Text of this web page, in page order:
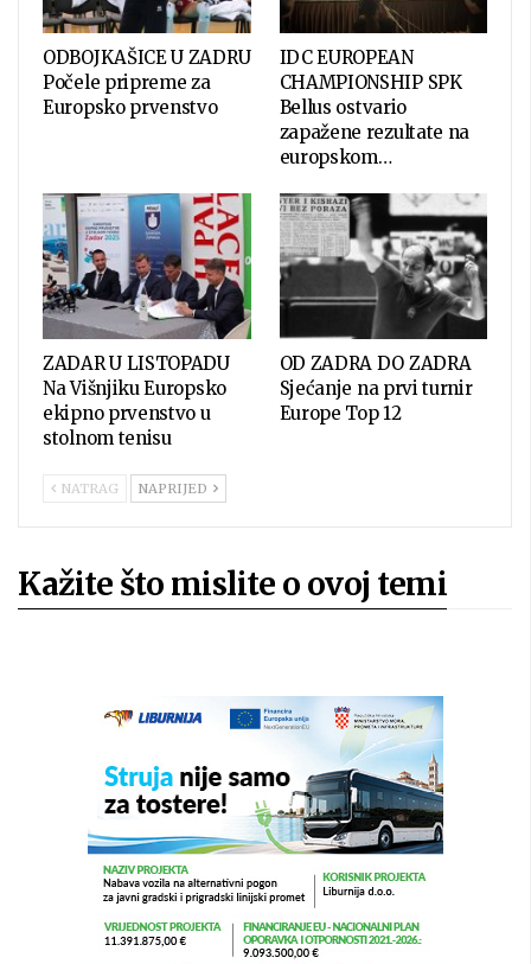
ODBOJKAŠICE U ZADRU
Počele pripreme za
Europsko prvenstvo
IDC EUROPEAN
CHAMPIONSHIP SPK
Bellus ostvario
zapažene rezultate na
europskom…
ZADAR U LISTOPADU
Na Višnjiku Europsko
ekipno prvenstvo u
stolnom tenisu
OD ZADRA DO ZADRA
Sjećanje na prvi turnir
Europe Top 12
NATRAG NAPRIJED
Kažite što mislite o ovoj temi